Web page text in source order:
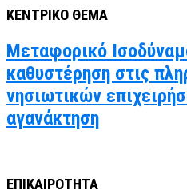
ΚΕΝΤΡΙΚΟ ΘΕΜΑ
Μεταφορικό
καθυστέρηση στις
νησιωτικών
αγανάκτηση
ΕΠΙΚΑΙΡΟΤΗΤΑ